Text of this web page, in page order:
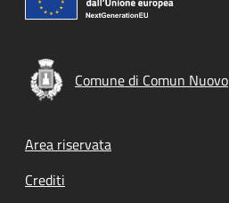
Comune di Comun Nuovo
Footer menu
Area riservata
Crediti